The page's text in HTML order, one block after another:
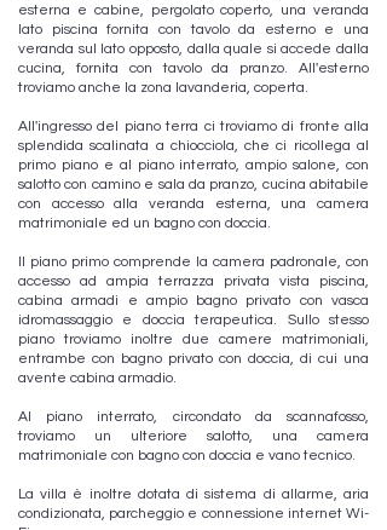
esterna e cabine, pergolato coperto, una veranda
lato piscina fornita con tavolo da esterno e una
veranda sul lato opposto, dalla quale si accede dalla
cucina, fornita con tavolo da pranzo. All'esterno
troviamo anche la zona lavanderia, coperta.
All'ingresso del piano terra ci troviamo di fronte alla
splendida scalinata a chiocciola, che ci ricollega al
primo piano e al piano interrato, ampio salone, con
salotto con camino e sala da pranzo, cucina abitabile
con accesso alla veranda esterna, una camera
matrimoniale ed un bagno con doccia.
Il piano primo comprende la camera padronale, con
accesso ad ampia terrazza privata vista piscina,
cabina armadi e ampio bagno privato con vasca
idromassaggio e doccia terapeutica. Sullo stesso
piano troviamo inoltre due camere matrimoniali,
entrambe con bagno privato con doccia, di cui una
avente cabina armadio.
Al piano interrato, circondato da scannafosso,
troviamo un ulteriore salotto, una camera
matrimoniale con bagno con doccia e vano tecnico.
La villa è inoltre dotata di sistema di allarme, aria
condizionata, parcheggio e connessione internet Wi-